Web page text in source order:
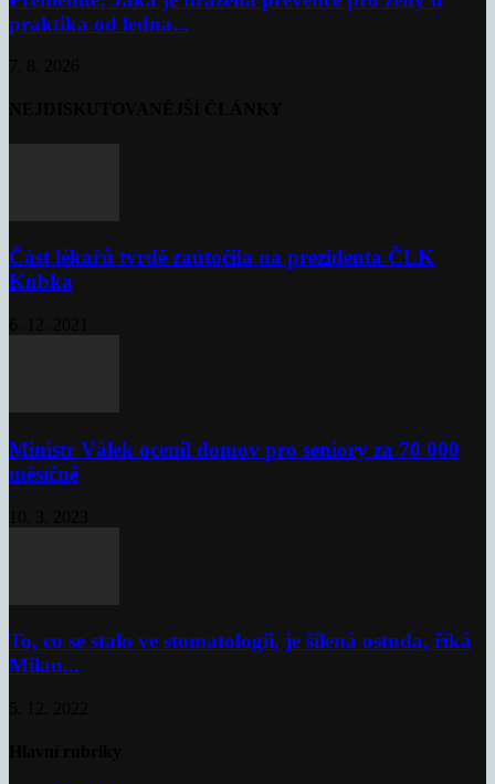
praktika od ledna...
Část lékařů tvrdě zaútočila na prezidenta ČLK
Kubka
Ministr Válek ocenil domov pro seniory za 70 000
měsíčně
To, co se stalo ve stomatologii, je šílená ostuda, říká
Milan...